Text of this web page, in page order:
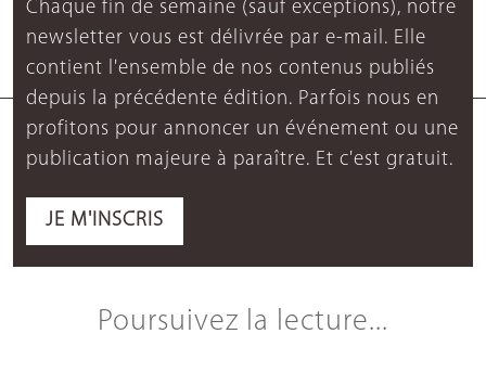
Chaque fin de semaine (sauf exceptions), notre
newsletter vous est délivrée par e-mail. Elle
contient l'ensemble de nos contenus publiés
depuis la précédente édition. Parfois nous en
profitons pour annoncer un événement ou une
publication majeure à paraître. Et c'est gratuit.
JE M'INSCRIS
Poursuivez la lecture...